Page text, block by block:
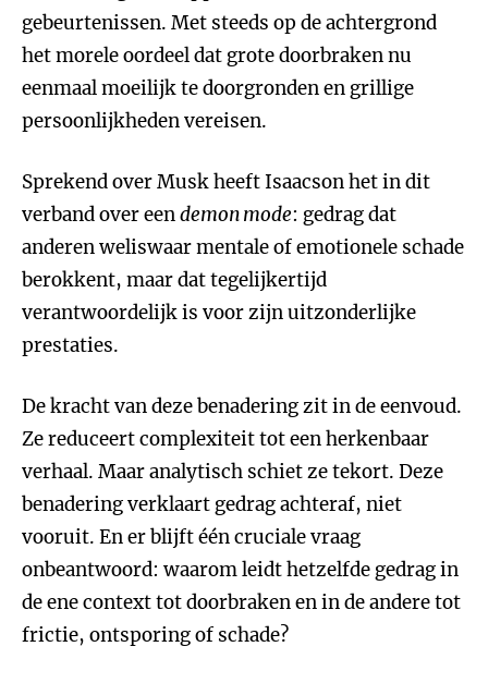
gebeurtenissen. Met steeds op de achtergrond
het morele oordeel dat grote doorbraken nu
eenmaal moeilijk te doorgronden en grillige
persoonlijkheden vereisen.
Sprekend over Musk heeft Isaacson het in dit
verband over eendemon mode: gedrag dat
anderen weliswaar mentale of emotionele schade
berokkent, maar dat tegelijkertijd
verantwoordelijk is voor zijn uitzonderlijke
prestaties.
De kracht van deze benadering zit in de eenvoud.
Ze reduceert complexiteit tot een herkenbaar
verhaal. Maar analytisch schiet ze tekort. Deze
benadering verklaart gedrag achteraf, niet
vooruit. En er blijft één cruciale vraag
onbeantwoord: waarom leidt hetzelfde gedrag in
de ene context tot doorbraken en in de andere tot
frictie, ontsporing of schade?